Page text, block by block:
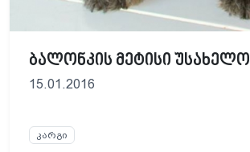
ბალონკის მეტისი უსახელო
15.01.2016
კარგი